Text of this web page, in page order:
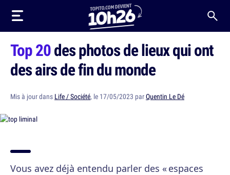
Top 20des photos de lieux qui ont
des airs de fin du monde
Mis à jour dans Life / Société, le 17/05/2023 parQuentin Le Dé
Vous avez déjà entendu parler des « espaces